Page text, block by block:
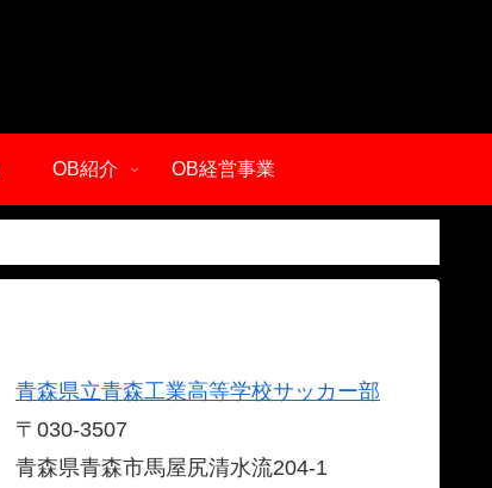
OB紹介 OB経営事業
青森県立青森工業高等学校サッカー部
〒030-3507
青森県青森市馬屋尻清水流204-1